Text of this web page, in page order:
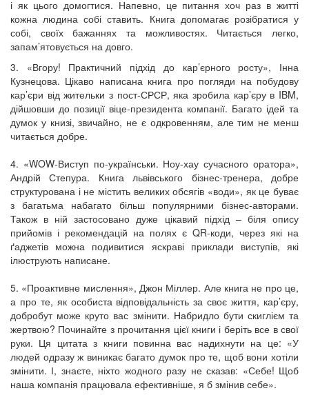
і як цього домогтися. Напевно, це питання хоч раз в житті
кожна людина собі ставить. Книга допомагає розібратися у
собі, своїх бажаннях та можливостях. Читається легко,
запам’ятовується на довго.
3. «Вгору! Практичний підхід до кар’єрного росту», Інна
Кузнецова. Цікаво написана книга про погляди на побудову
кар’єри від жительки з пост-СРСР, яка зробила кар’єру в IBM,
дійшовши до позиції віце-президента компанії. Багато ідей та
думок у книзі, звичайно, не є одкровенням, але тим не менш
читається добре.
4. «WOW-Виступ по-українськи. Ноу-хау сучасного оратора»,
Андрій Степура. Книга львівського бізнес-тренера, добре
структурована і не містить великих обсягів «води», як це буває
з багатьма набагато більш популярними бізнес-авторами.
Також в ній застосовано дуже цікавий підхід – біля опису
прийомів і рекомендацій на полях є QR-коди, через які на
ґаджетів можна подивитися яскраві приклади виступів, які
ілюструють написане.
5. «Проактивне мислення», Джон Міллер. Але книга не про це,
а про те, як особиста відповідальність за своє життя, кар’єру,
добробут може круто вас змінити. Набридло бути скиглієм та
жертвою? Починайте з прочитання цієї книги і беріть все в свої
руки. Ця цитата з книги повинна вас надихнути на це: «У
людей одразу ж виникає багато думок про те, щоб вони хотіли
змінити. І, знаєте, ніхто жодного разу не сказав: «Себе! Щоб
наша компанія працювала ефективніше, я б змінив себе».